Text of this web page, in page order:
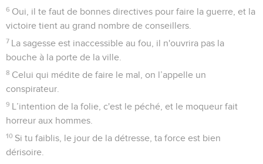
6 Oui, il te faut de bonnes directives pour faire la guerre, et la
victoire tient au grand nombre de conseillers.
7 La sagesse est inaccessible au fou, il n'ouvrira pas la
bouche à la porte de la ville.
8 Celui qui médite de faire le mal, on l’appelle un
conspirateur.
9 L’intention de la folie, c'est le péché, et le moqueur fait
horreur aux hommes.
10 Si tu faiblis, le jour de la détresse, ta force est bien
dérisoire.